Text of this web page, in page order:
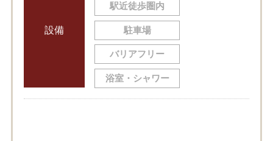
設備
駅近徒歩圏内
駐車場
バリアフリー
浴室・シャワー